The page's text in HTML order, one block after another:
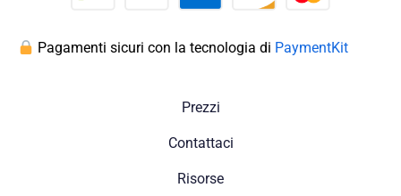
Pagamenti sicuri con la tecnologia di PaymentKit
Prezzi
Contattaci
Risorse